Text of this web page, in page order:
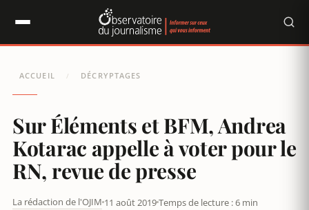
ACCUEIL / DÉCRYPTAGES
Sur Éléments et BFM, Andrea
Kotarac appelle à voter pour le
RN, revue de presse
La rédaction de l'OJIM 11 août 2019Temps de lecture : 6 min
Panneau de gestion des cookies